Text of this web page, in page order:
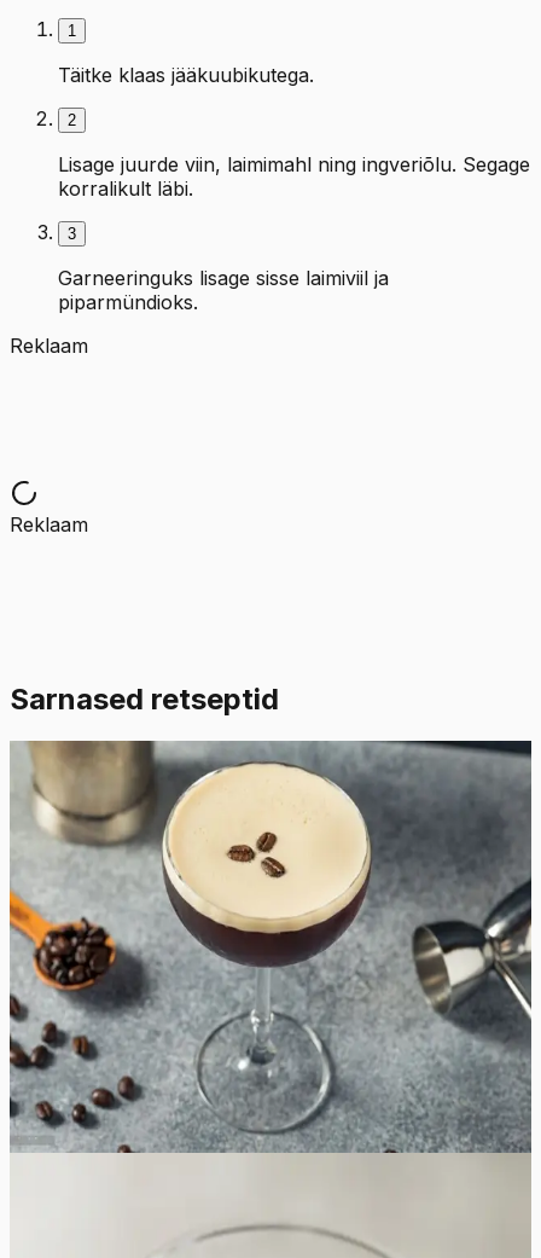
1
Täitke klaas jääkuubikutega.
2
Lisage juurde viin, laimimahl ning ingveriõlu. Segage
korralikult läbi.
3
Garneeringuks lisage sisse laimiviil ja
piparmündioks.
Reklaam
Reklaam
Sarnased retseptid
Lihtne 4.7 Hinnang:(10)
Espresso Martini kokteil
Ärka üles ja haista kohvi lõhna, sest peo algus on kohe-
kohe käes selle energiat andva Espresso Martini kokteili
retseptiga. Pole vahet kas otsite turgutust pärast pikka
tööpäeva või soovite oma õhtusele peole veidi mõnusat
meeleolu lisada – see retsept meeldib teile kindlasti!
Espresso, viina ja likööri kombinatsioon loob täiusliku
tasakaalu mõru ja magusa vahel. Seega mis te veel
ootate, tõstame klaasi täiusliku Espresso Martini
terviseks!
5min
1tk
White chocolate martini